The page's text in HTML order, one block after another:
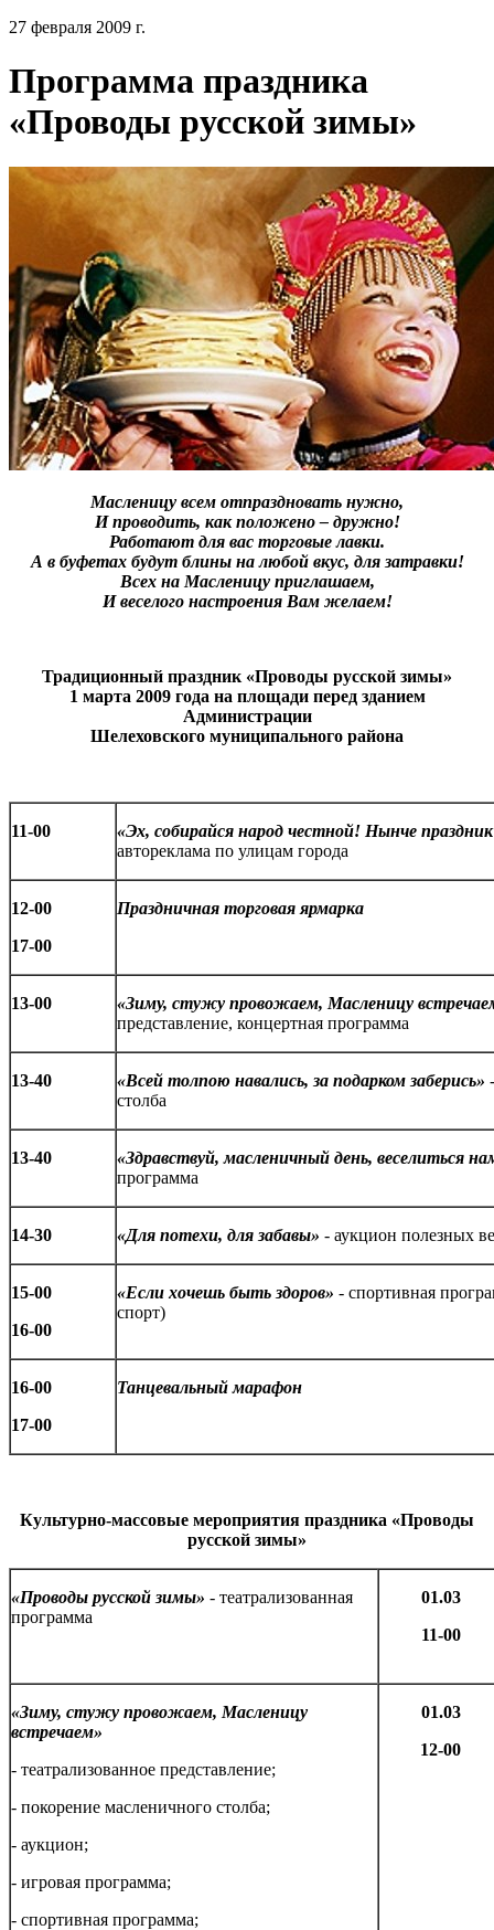
27 февраля 2009 г.
Программа праздника
«Проводы русской зимы»
Масленицу всем отпраздновать нужно,
И проводить, как положено – дружно!
Работают для вас торговые лавки.
А в буфетах будут блины на любой вкус, для затравки!
Всех на Масленицу приглашаем,
И веселого настроения Вам желаем!
Традиционный праздник «Проводы русской зимы»
1 марта 2009 года на площади перед зданием
Администрации
Шелеховского муниципального района
11-00
«Эх, собирайся народ честной! Нынче
автореклама по улицам города
12-00
17-00
Праздничная торговая ярмарка
13-00
«Зиму, стужу провожаем, Масленицу
представление, концертная программа
13-40 «Всей толпою навались, за подарком заберись»
столба
13-40
«Здравствуй, масленичный день, веселиться
программа
14-30 «Для потехи, для забавы» - аукцион полезных
15-00
16-00
«Если хочешь быть здоров» - спортивная
спорт)
16-00
17-00
Танцевальный марафон
Культурно-массовые мероприятия праздника «Проводы
русской зимы»
«Проводы русской зимы» - театрализованная
программа
01.03
11-00
«Зиму, стужу провожаем, Масленицу
встречаем»
- театрализованное представление;
- покорение масленичного столба;
- аукцион;
- игровая программа;
- спортивная программа;
01.03
12-00